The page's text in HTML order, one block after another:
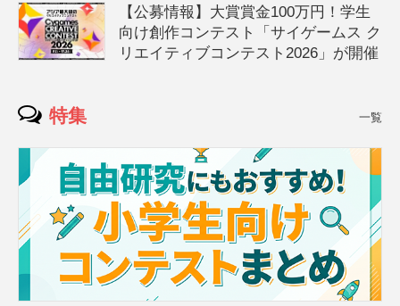
【公募情報】大賞賞金100万円！学生
向け創作コンテスト「サイゲームス ク
リエイティブコンテスト2026」が開催
特集 一覧